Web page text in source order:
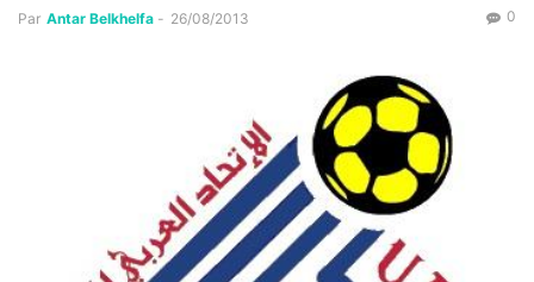
Par Antar Belkhelfa - 26/08/2013 0